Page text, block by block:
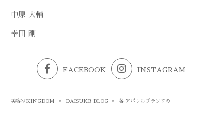
中原 大輔
幸田 剛
FACEBOOK INSTAGRAM
美容室KINGDOM » DAISUKE BLOG » 各 アパレルブランドの